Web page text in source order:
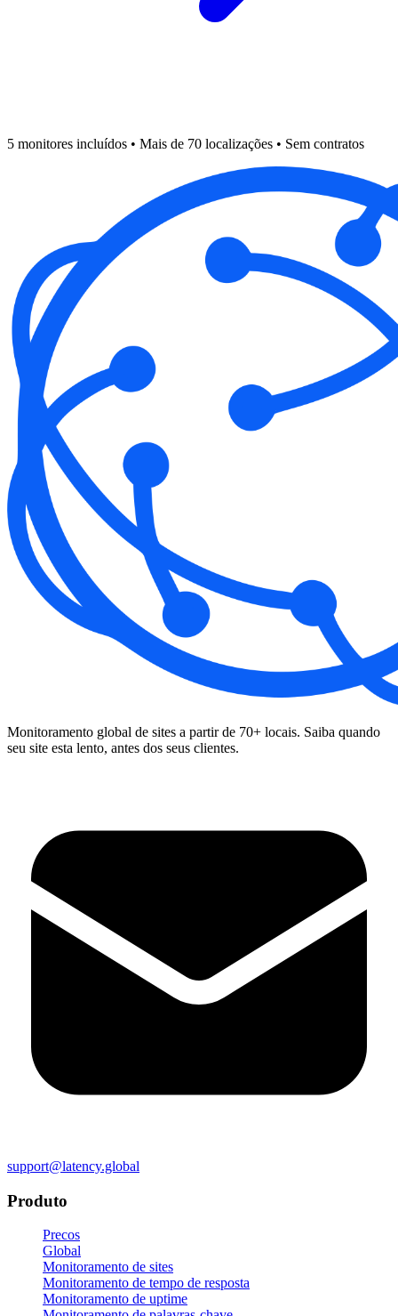
5 monitores incluídos • Mais de 70 localizações • Sem contratos
Monitoramento global de sites a partir de 70+ locais. Saiba quando
seu site esta lento, antes dos seus clientes.
support@latency.global
Produto
Precos
Global
Monitoramento de sites
Monitoramento de tempo de resposta
Monitoramento de uptime